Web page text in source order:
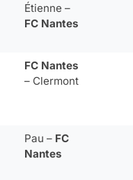
Étienne –
FC Nantes
FC Nantes
– Clermont
Pau – FC
Nantes